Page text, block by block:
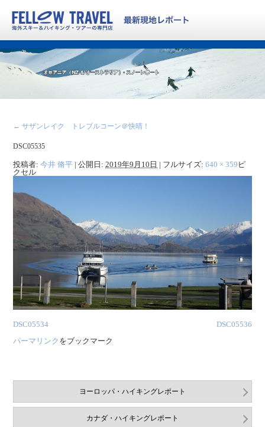
← サザンレイク トレブルコーン＠快晴！
DSC05535
投稿者: 今井 脩平 | 公開日: 2019年9月10日 | フルサイズ:640 × 359 ピ
クセル
DSC05534
DSC05536
パーマリンク をブックマーク
ヨーロッパ・ハイキングレポート
カナダ・ハイキングレポート